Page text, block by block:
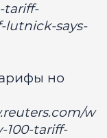
tariff-
lutnick-says-
но
w
100-tariff-